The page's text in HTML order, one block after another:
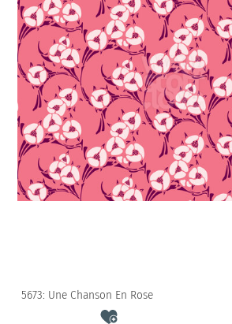
5673: Une Chanson En Rose